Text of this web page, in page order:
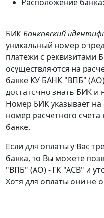
Расположение банка:
БИКБанковский
уникальный номер
платежи с реквизитами
осуществляются на
банке КУ БАНК "ВПБ"
достаточно знать БИК и
Номер БИК указывает
номер расчетного счета
банке.
Если для оплаты у Вас
банка, то Вы можете
"ВПБ" (АО) - ГК "АСВ" и
Хотя для оплаты они не